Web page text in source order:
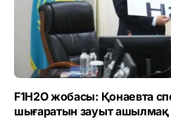
F1H2O жобасы: Қонаевта
шығаратын зауыт ашылмақ